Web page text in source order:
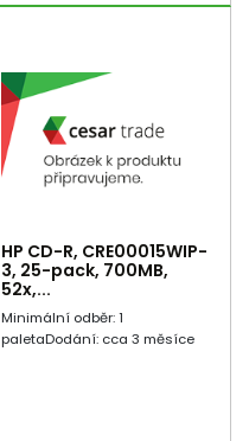
HP CD-R, CRE00015WIP-
3, 25-pack, 700MB,
52x,...
Minimální odběr: 1
paletaDodání: cca 3 měsíce